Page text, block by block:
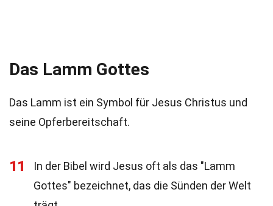
Das Lamm Gottes
Das Lamm ist ein Symbol für Jesus Christus und
seine Opferbereitschaft.
11
In der Bibel wird Jesus oft als das "Lamm
Gottes" bezeichnet, das die Sünden der Welt